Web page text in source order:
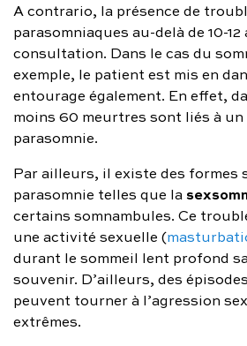
A contrario, la présence de
parasomniaques au-delà de 10-
consultation. Dans le cas du
exemple, le patient est mis en
entourage également. En effet,
moins 60 meurtres sont liés à un
parasomnie.
Par ailleurs, il existe des formes
parasomnie telles que la
certains somnambules. Ce
une activité sexuelle (
durant le sommeil lent profond
souvenir. D’ailleurs, des
peuvent tourner à l’agression
extrêmes.